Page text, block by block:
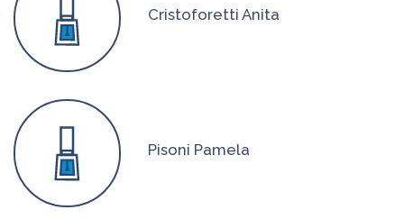
Cristoforetti Anita
Pisoni Pamela